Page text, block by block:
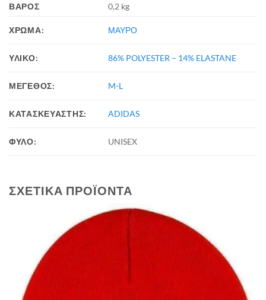
ΒΆΡΟΣ 0,2 kg
ΧΡΩΜΑ: ΜΑΥΡΟ
ΥΛΙΚΟ: 86% POLYESTER – 14% ELASTANE
ΜΕΓΕΘΟΣ: M-L
ΚΑΤΑΣΚΕΥΑΣΤΗΣ: ADIDAS
ΦΥΛΟ: UNISEX
ΣΧΕΤΙΚΆ ΠΡΟΪΌΝΤΑ